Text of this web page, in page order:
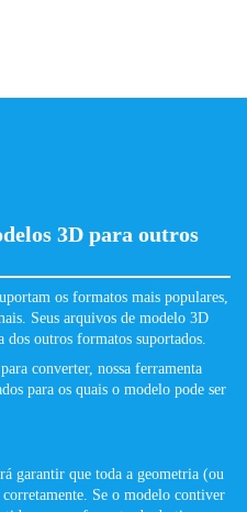
3D para outros
os formatos mais populares,
Seus arquivos de modelo 3D
dos outros formatos suportados.
converter, nossa ferramenta
para os quais o modelo pode ser
garantir que toda a geometria (ou
Se o modelo contiver